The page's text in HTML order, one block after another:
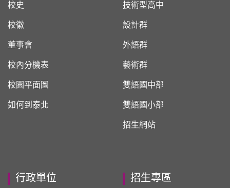
校史
校徽
董事會
校內分機表
校園平面圖
如何到泰北
技術型高中
設計群
外語群
藝術群
雙語國中部
雙語國小部
招生網站
行政單位 招生專區